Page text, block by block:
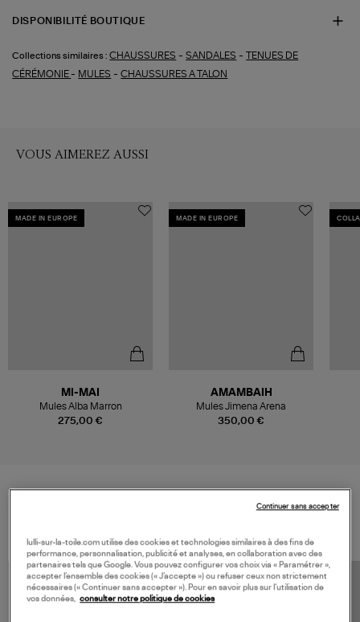
DISPONIBILITÉ BOUTIQUE
Collections similaires : CHAUSSURES -SANDALES -TENUES DE
CÉRÉMONIE - MULES -CHAUSSURES A TALON
VOUS AIMEREZ AUSSI
MADE IN EUROPE
275,00 €
MI-MAI
Mules Alba Marron
MADE IN EUROPE
350,00 €
AMAMBAIH
Mules Jimena Arena
lulli-sur-la-toile.com utilise des cookies et technologies similaires à des fins de
performance, personnalisation, publicité et analyses, en collaboration avec des
partenaires tels que Google. Vous pouvez configurer vos choix via « Paramétrer »,
accepter l’ensemble des cookies (« J’accepte ») ou refuser ceux non strictement
nécessaires (« Continuer sans accepter »). Pour en savoir plus sur l’utilisation de
vos données, consulter notre politique de cookies
Continuer sans accepter